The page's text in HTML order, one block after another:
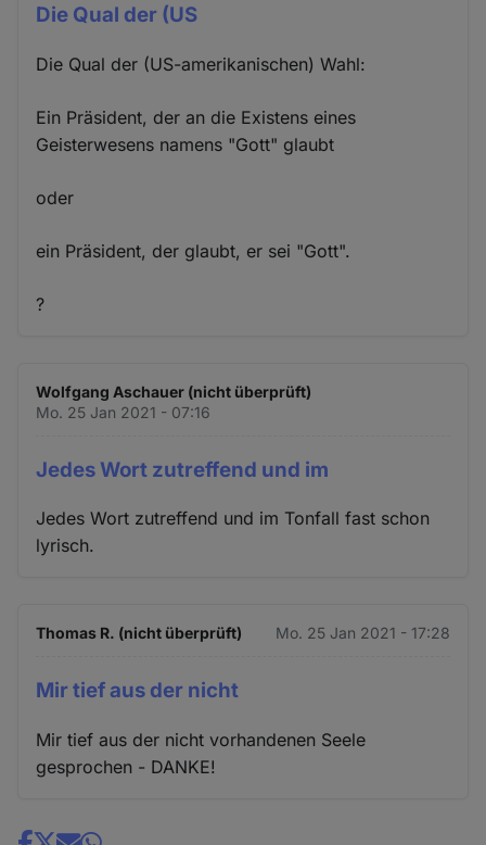
Die Qual der (US
Die Qual der (US-amerikanischen) Wahl:
Ein Präsident, der an die Existens eines
Geisterwesens namens "Gott" glaubt
oder
ein Präsident, der glaubt, er sei "Gott".
?
Wolfgang Aschauer (nicht überprüft)
Mo. 25 Jan 2021 - 07:16
Jedes Wort zutreffend und im
Jedes Wort zutreffend und im Tonfall fast schon
lyrisch.
Thomas R. (nicht überprüft) Mo. 25 Jan 2021 - 17:28
Mir tief aus der nicht
Mir tief aus der nicht vorhandenen Seele
gesprochen - DANKE!